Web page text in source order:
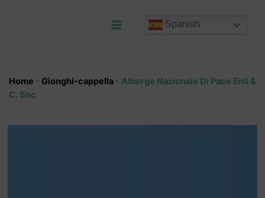
Spanish
Home - Gionghi-cappella- Albergo Nazionale Di Pace Enli &
C. Snc